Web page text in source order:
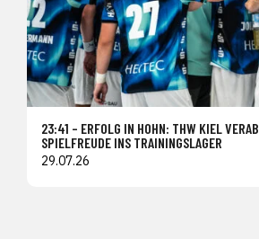
23:41 – ERFOLG IN HOHN: THW KIEL
SPIELFREUDE INS TRAININGSLAGER
29.07.26